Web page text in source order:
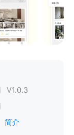
V1.0.3
简介